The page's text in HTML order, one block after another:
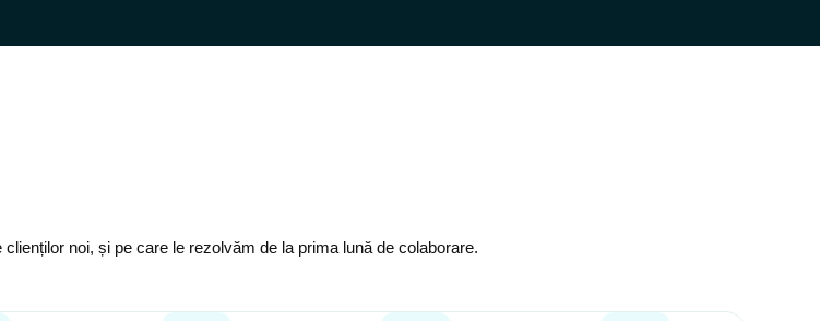
noi, și pe care le rezolvăm de la prima lună de colaborare.